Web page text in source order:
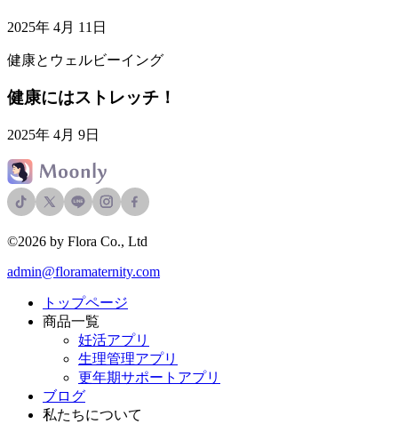
2025年 4月 11日
健康とウェルビーイング
健康にはストレッチ！
2025年 4月 9日
©2026 by Flora Co., Ltd
admin@floramaternity.com
トップページ
商品一覧
妊活アプリ
生理管理アプリ
更年期サポートアプリ
ブログ
私たちについて